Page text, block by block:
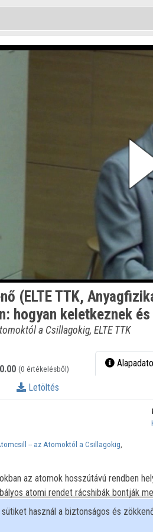
(ELTE TTK,
hogyan keletkeznek
a Csillagokig, ELTE TTK
0.00 (0 értékelésből)
Letöltés
-- az Atomoktól a Csillagokig,
az atomok hosszútávú rendben
atomi rendet rácshibák bontják
anyagaink fizikai (pl. elektromos,
használ a biztonságos és